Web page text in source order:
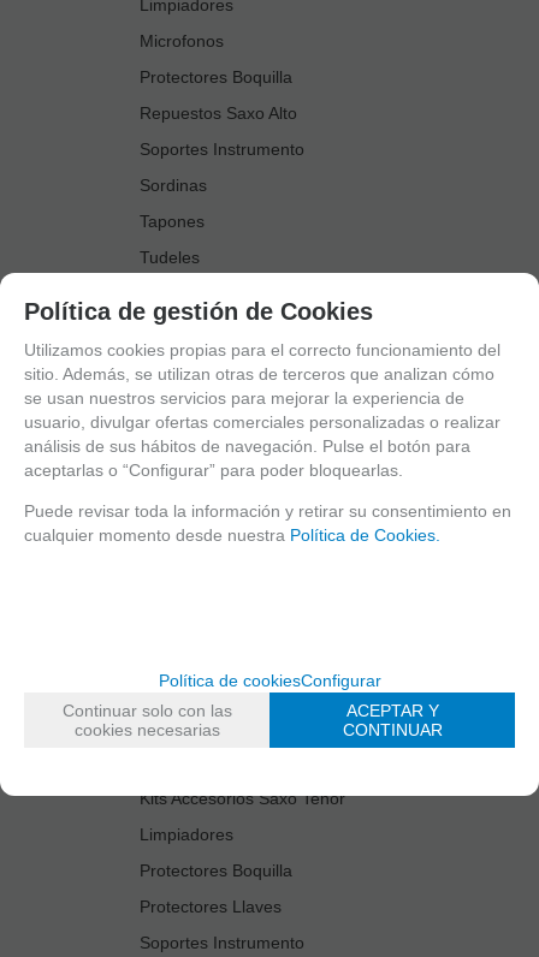
Limpiadores
Microfonos
Protectores Boquilla
Repuestos Saxo Alto
Soportes Instrumento
Sordinas
Tapones
Tudeles
Accesorios Saxo Tenor
Abrazaderas
Anillo Fonico Saxo Tenor
Atriles Marcha
Boquillas
Boquilleros
Cañas
Estuches Guardacañas
Estuches Instrumento
Kits Accesorios Saxo Tenor
Limpiadores
Protectores Boquilla
Protectores Llaves
Soportes Instrumento
Política de gestión de Cookies
Utilizamos cookies propias para el correcto funcionamiento del
sitio. Además, se utilizan otras de terceros que analizan cómo
se usan nuestros servicios para mejorar la experiencia de
usuario, divulgar ofertas comerciales personalizadas o realizar
análisis de sus hábitos de navegación. Pulse el botón para
aceptarlas o “Configurar” para poder bloquearlas.
Puede revisar toda la información y retirar su consentimiento en
cualquier momento desde nuestra Política de Cookies.
Política de cookiesConfigurar
Continuar solo con las
cookies necesarias
ACEPTAR Y
CONTINUAR